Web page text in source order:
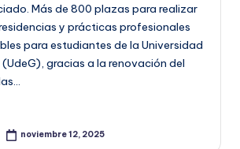
Más de 800 plazas para realizar
y prácticas profesionales
para estudiantes de la Universidad
gracias a la renovación del
noviembre 12, 2025